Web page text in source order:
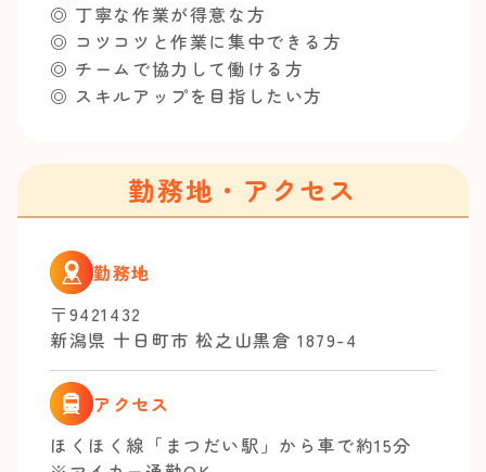
◎ 丁寧な作業が得意な方
◎ コツコツと作業に集中できる方
◎ チームで協力して働ける方
◎ スキルアップを目指したい方
勤務地・アクセス
勤務地
〒9421432
新潟県 十日町市 松之山黒倉 1879-4
アクセス
ほくほく線「まつだい駅」から車で約15分